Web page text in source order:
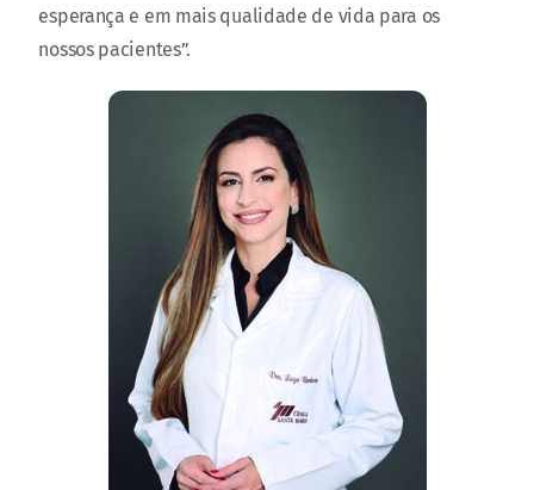
esperança e em mais qualidade de vida para os
nossos pacientes”.